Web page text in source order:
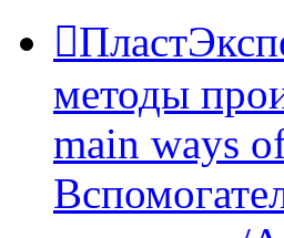
методы
main ways